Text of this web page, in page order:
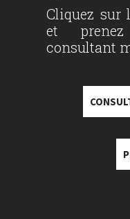
Cliquez sur
et
consultant